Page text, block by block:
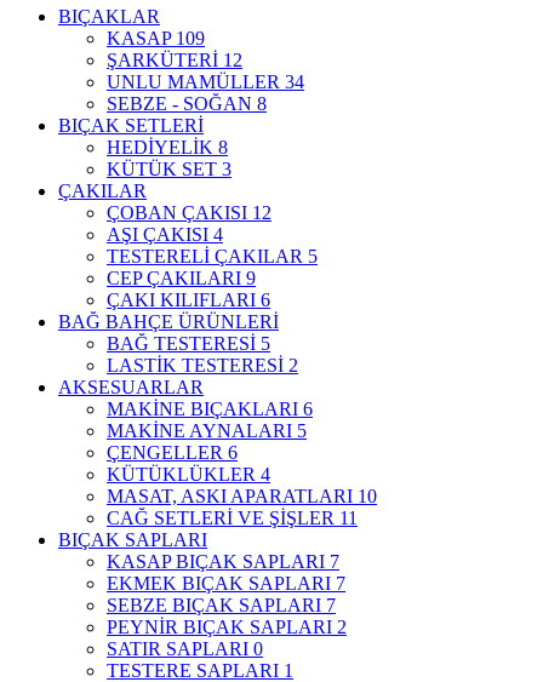
BIÇAKLAR
KASAP 109
ŞARKÜTERİ 12
UNLU MAMÜLLER 34
SEBZE - SOĞAN 8
BIÇAK SETLERİ
HEDİYELİK 8
KÜTÜK SET 3
ÇAKILAR
ÇOBAN ÇAKISI 12
AŞI ÇAKISI 4
TESTERELİ ÇAKILAR 5
CEP ÇAKILARI 9
ÇAKI KILIFLARI 6
BAĞ BAHÇE ÜRÜNLERİ
BAĞ TESTERESİ 5
LASTİK TESTERESİ 2
AKSESUARLAR
MAKİNE BIÇAKLARI 6
MAKİNE AYNALARI 5
ÇENGELLER 6
KÜTÜKLÜKLER 4
MASAT, ASKI APARATLARI 10
CAĞ SETLERİ VE ŞİŞLER 11
BIÇAK SAPLARI
KASAP BIÇAK SAPLARI 7
EKMEK BIÇAK SAPLARI 7
SEBZE BIÇAK SAPLARI 7
PEYNİR BIÇAK SAPLARI 2
SATIR SAPLARI 0
TESTERE SAPLARI 1